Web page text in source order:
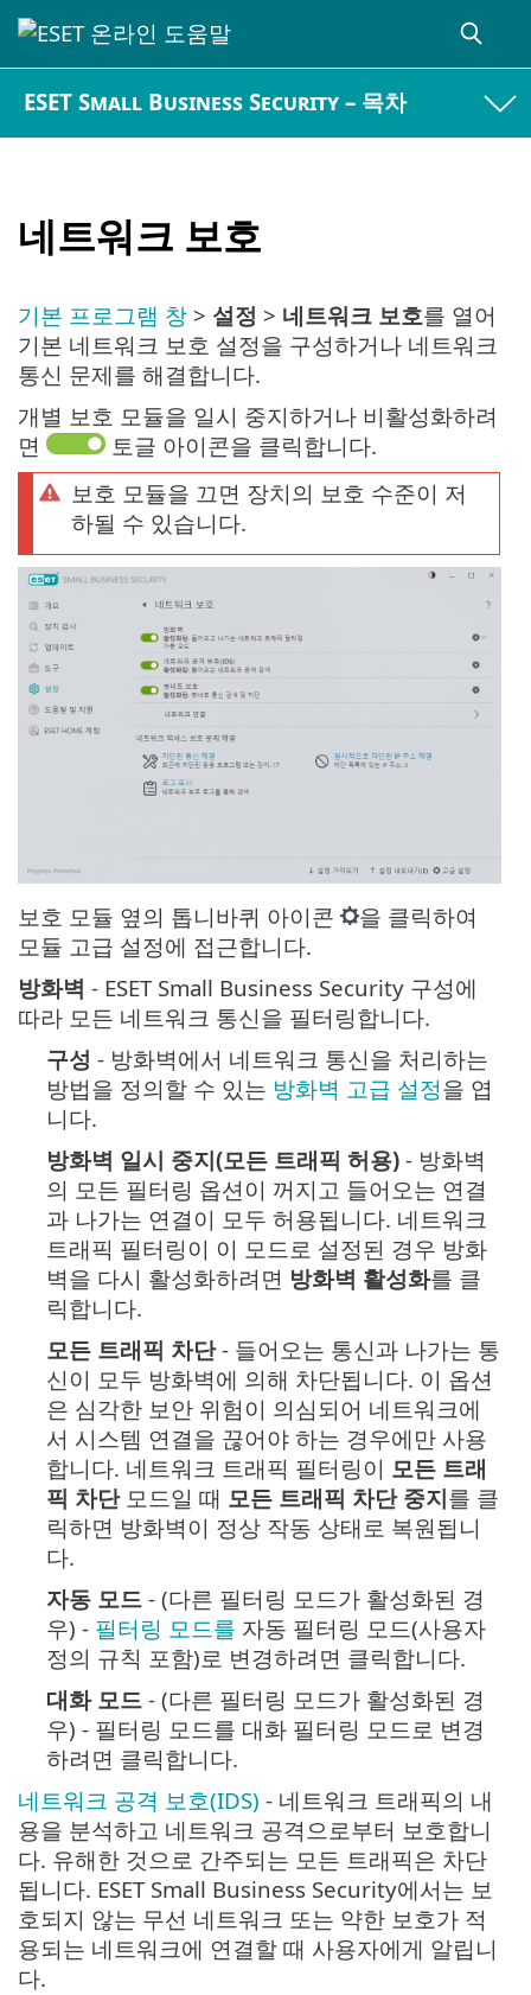
ESET Small Business Security – 목차
네트워크 보호
기본 프로그램 창 > 설정 > 네트워크 보호를 열어
기본 네트워크 보호 설정을 구성하거나 네트워크
통신 문제를 해결합니다.
개별 보호 모듈을 일시 중지하거나 비활성화하려
면
토글 아이콘을 클릭합니다.
보호 모듈을 끄면 장치의 보호 수준이 저
하될 수 있습니다.
보호 모듈 옆의 톱니바퀴 아이콘
을 클릭하여
모듈 고급 설정에 접근합니다.
방화벽 - ESET Small Business Security 구성에
따라 모든 네트워크 통신을 필터링합니다.
구성 - 방화벽에서 네트워크 통신을 처리하는
방법을 정의할 수 있는 방화벽 고급 설정을 엽
니다.
방화벽 일시 중지(모든 트래픽 허용) - 방화벽
의 모든 필터링 옵션이 꺼지고 들어오는 연결
과 나가는 연결이 모두 허용됩니다. 네트워크
트래픽 필터링이 이 모드로 설정된 경우 방화
벽을 다시 활성화하려면 방화벽 활성화를 클
릭합니다.
모든 트래픽 차단- 들어오는 통신과 나가는 통
신이 모두 방화벽에 의해 차단됩니다. 이 옵션
은 심각한 보안 위험이 의심되어 네트워크에
서 시스템 연결을 끊어야 하는 경우에만 사용
합니다. 네트워크 트래픽 필터링이 모든 트래
픽 차단모드일 때 모든 트래픽 차단 중지를 클
릭하면 방화벽이 정상 작동 상태로 복원됩니
다.
자동 모드 - (다른 필터링 모드가 활성화된 경
우) - 필터링 모드를 자동 필터링 모드(사용자
정의 규칙 포함)로 변경하려면 클릭합니다.
대화 모드 - (다른 필터링 모드가 활성화된 경
우) - 필터링 모드를 대화 필터링 모드로 변경
하려면 클릭합니다.
네트워크 공격 보호(IDS) - 네트워크 트래픽의 내
용을 분석하고 네트워크 공격으로부터 보호합니
다. 유해한 것으로 간주되는 모든 트래픽은 차단
됩니다. ESET Small Business Security에서는 보
호되지 않는 무선 네트워크 또는 약한 보호가 적
용되는 네트워크에 연결할 때 사용자에게 알립니
다.